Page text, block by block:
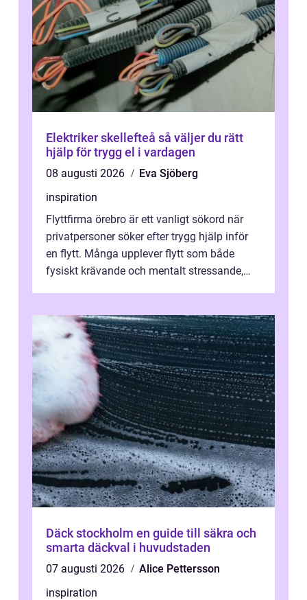
Elektriker skellefteå så väljer du rätt
hjälp för trygg el i vardagen
08 augusti 2026
Eva Sjöberg
inspiration
Flyttfirma örebro är ett vanligt sökord när
privatpersoner söker efter trygg hjälp inför
en flytt. Många upplever flytt som både
fysiskt krävande och mentalt stressande,
Däck stockholm en guide till säkra och
smarta däckval i huvudstaden
07 augusti 2026
Alice Pettersson
inspiration